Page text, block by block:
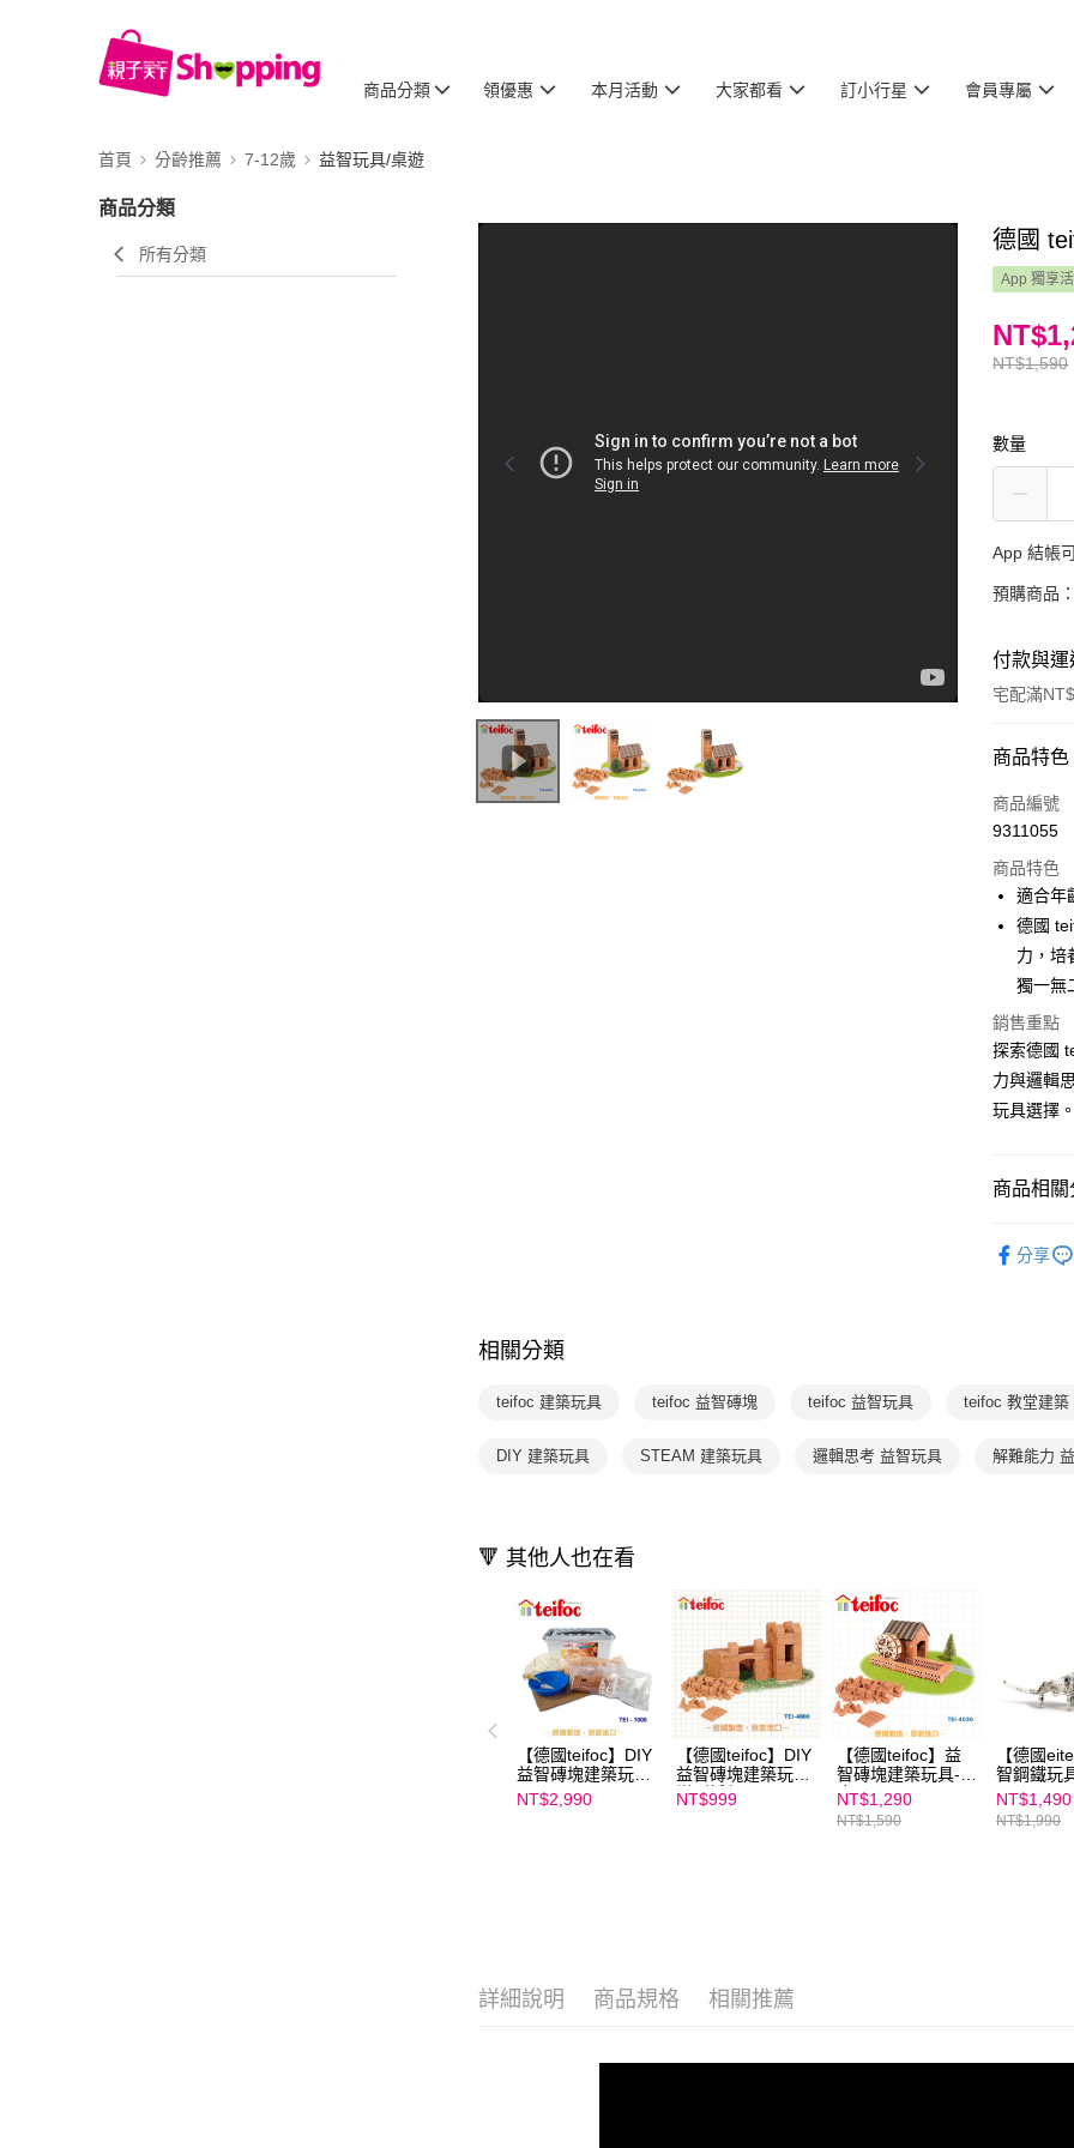
商品分類 領優惠 本月活動 大家都看 訂小行星 會員專屬
首頁 分齡推薦 7-12歲 益智玩具/桌遊
商品分類
所有分類
德國
App 獨享
NT$1,590
數量
App 結帳
預購商品
付款與
宅配滿
付款方式
信用卡一
Apple Pay
大哥付你
相關說明
【大哥付
2.付款方
流程，驗
完成交易。
3.實際核
4.訂單成
【繳款方
1.分期款
2.透過簡
帳／街口
2.基於同
3.完整用
相關說明
【關於「
AFTEE先
１．簡單
付」結帳
２．訂單
※ 交易是
４．使用
即時審查
５．嚴禁
形，恩沛
動。
ATM付款
國內宅配/
離島宅配
商品特色
商品編號
9311055
商品特色
適合年
德國
力，培
獨一無
銷售重點
探索德國
力與邏輯
玩具選擇
商品相關
分享
相關分類
teifoc 建築玩具 teifoc 益智磚塊 teifoc 益智玩具 teifoc 教堂建築
DIY 建築玩具 STEAM 建築玩具 邏輯思考 益智玩具 解難能力
🔻 其他人也在看
【德國teifoc】DIY
益智磚塊建築玩具-
TEI1000
NT$2,990
【德國teifoc】DIY
益智磚塊建築玩具-
變型城堡 TEI4000
NT$999
【德國teifoc】益
智磚塊建築玩具-水
庫 - TEI4030
NT$1,290
NT$1,590
【德國
智鋼鐵玩
C97
NT$1,490
NT$1,990
詳細說明 商品規格 相關推薦